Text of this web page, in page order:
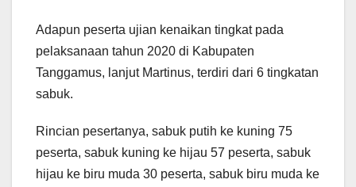
Adapun peserta ujian kenaikan tingkat pada
pelaksanaan tahun 2020 di Kabupaten
Tanggamus, lanjut Martinus, terdiri dari 6 tingkatan
sabuk.
Rincian pesertanya, sabuk putih ke kuning 75
peserta, sabuk kuning ke hijau 57 peserta, sabuk
hijau ke biru muda 30 peserta, sabuk biru muda ke